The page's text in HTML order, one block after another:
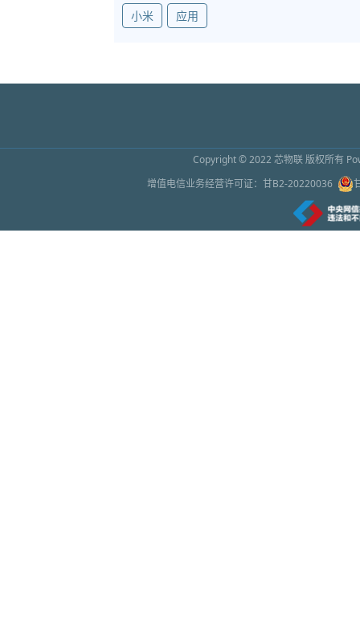
小米
应用
Copyright © 2022 芯物联版权所有
增值电信业务经营许可证： 甘B2-20220036